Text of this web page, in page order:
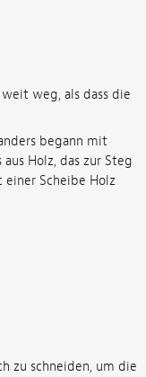
weg, als dass die
begann mit
Holz, das zur Steg
einer Scheibe Holz
zu schneiden, um die